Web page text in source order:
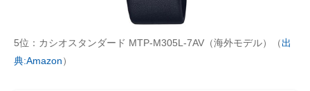
5位：カシオスタンダード MTP-M305L-7AV（海外モデル）（出
典:Amazon）